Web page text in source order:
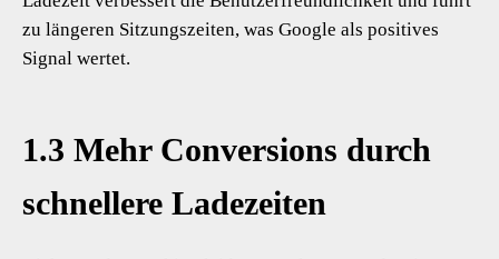
zu längeren Sitzungszeiten, was Google als positives
Signal wertet.
1.3 Mehr Conversions durch
schnellere Ladezeiten